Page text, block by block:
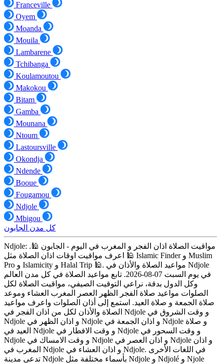
Franceville
Oyem
Moanda
Mouila
Lambarene
Tchibanga
Koulamoutou
Makokou
Bitam
Gamba
Mounana
Ntoum
Lastoursville
Okondja
Ndende
Booue
Fougamou
Ndjole
Mbigou
كل مدن الجابون
Ndjole: مواقيت الصلاة اذان الفجر و المغرب في اليوم - الجابون 🕌.
اعرف مواقيت اوقات اذان الصلاة مثل 🕌 Islamic Finder و Muslim
Pro و Islamicity و Halal Trip 🕌. مواعيد الصلاة والأذان في Ndjole
في يوم السبت 07-08-2026. تابع مواعيد الصلاة في كل مدن العالم
وكل الدول بدقة، نراعي التوقيت الصيفي، مواقيت الصلاة لكل
الصلوات مواعيد صلاة الفجر الظهر العصر المغرب العشاء وموعد
صلاة الجمعة و صلاة العيد. استمع إلى أذان الصلوات واعرف مواعيد
الصلاة والأذان لكل من اذان الفجر في Ndjole و وقت الشروق في
Ndjole و اذان الظهر في Ndjole و اذان الجمعة في Ndjole و صلاة
العيد في Ndjole و وقت الافطار في Ndjole و وقت السحور في
Ndjole و وقت الامساك في Ndjole و اذان العصر في Ndjole و اذان
المغرب في Ndjole و اذان العشاء في Ndjole. في اللغات الأخرى
تدعى مدينة Ndjole بأسماء مختلفة مثل Ndjole و Ndjolé و Njole